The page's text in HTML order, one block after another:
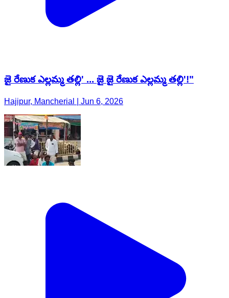
జై రేణుక ఎల్లమ్మ తల్లి' ... జై జై రేణుక ఎల్లమ్మ తల్లి'!"
Hajipur, Mancherial | Jun 6, 2026